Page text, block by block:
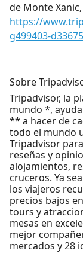
de Monte
https://
g499403-
Sobre
Tripadvisor, la
mundo *,
** a hacer de
todo el mundo
Tripadvisor
reseñas y
alojamientos,
cruceros. Ya
los viajeros
precios bajos
tours y
mesas en
mejor
mercados y 28